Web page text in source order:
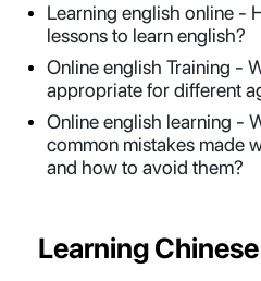
Learning english online -
lessons to learn english?
Online english Training -
appropriate for different
Online english learning -
common mistakes made
and how to avoid them?
Learning